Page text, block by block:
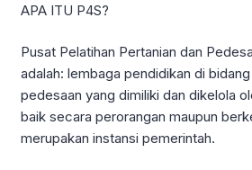
APA ITU P4S?
Pusat Pelatihan Pertanian dan
adalah: lembaga pendidikan di
pedesaan yang dimiliki dan dikelola
baik secara perorangan maupun
merupakan instansi pemerintah.